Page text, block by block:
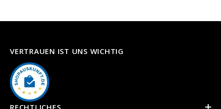
VERTRAUEN IST UNS WICHTIG
RECHTLICHES